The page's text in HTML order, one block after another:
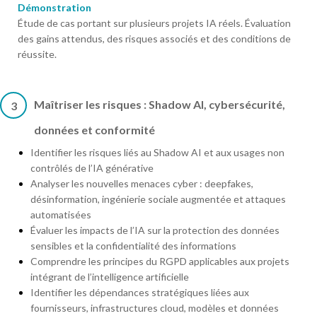
Démonstration
Étude de cas portant sur plusieurs projets IA réels. Évaluation
des gains attendus, des risques associés et des conditions de
réussite.
3
Maîtriser les risques : Shadow AI, cybersécurité,
données et conformité
Identifier les risques liés au Shadow AI et aux usages non
contrôlés de l’IA générative
Analyser les nouvelles menaces cyber : deepfakes,
désinformation, ingénierie sociale augmentée et attaques
automatisées
Évaluer les impacts de l’IA sur la protection des données
sensibles et la confidentialité des informations
Comprendre les principes du RGPD applicables aux projets
intégrant de l’intelligence artificielle
Identifier les dépendances stratégiques liées aux
fournisseurs, infrastructures cloud, modèles et données